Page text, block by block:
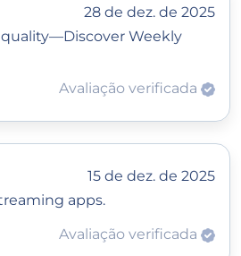
28 de dez. de 2025
Weekly
Avaliação verificada
15 de dez. de 2025
apps.
Avaliação verificada